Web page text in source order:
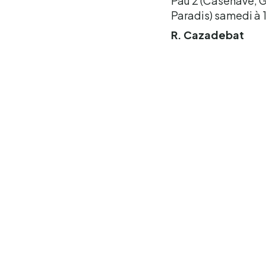
Paradis) samedi à
R. Cazadebat